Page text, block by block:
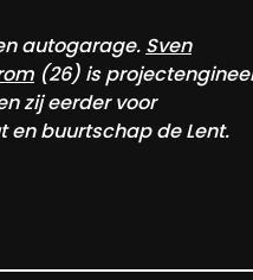
autogarage. Sven
(26) is
zij eerder voor
buurtschap de Lent.